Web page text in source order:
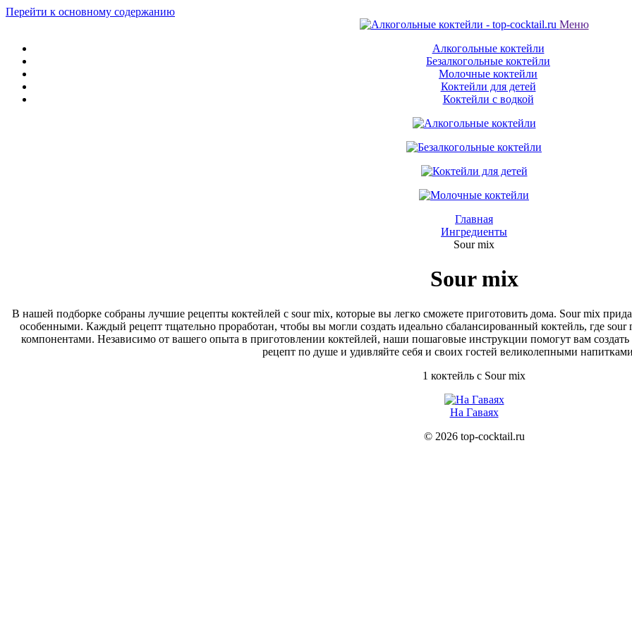
Перейти к основному содержанию
Меню
Алкогольные коктейли
Безалкогольные коктейли
Молочные коктейли
Коктейли для детей
Коктейли с водкой
Главная
Ингредиенты
Sour mix
Sour mix
В нашей подборке собраны лучшие рецепты коктейлей с sour mix, которые вы легко сможете приготовить дома. Sour mix
особенными. Каждый рецепт тщательно проработан, чтобы вы могли создать идеально сбалансированный коктейль, где
компонентами. Независимо от вашего опыта в приготовлении коктейлей, наши пошаговые инструкции помогут вам
рецепт по душе и удивляйте себя и своих гостей великолепными
1 коктейль с Sour mix
На Гаваях
© 2026 top-cocktail.ru